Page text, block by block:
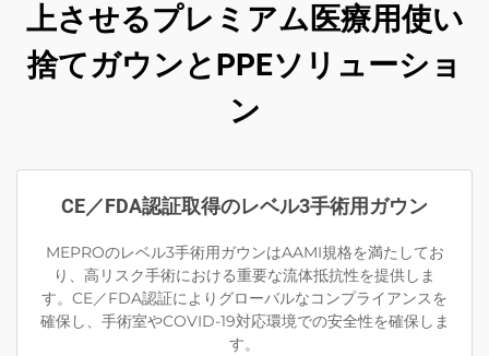
上させるプレミアム医療用使い
捨てガウンとPPEソリューショ
ン
CE／FDA認証取得のレベル3手術用ガウン
MEPROのレベル3手術用ガウンはAAMI規格を満たしてお
り、高リスク手術における重要な流体抵抗性を提供しま
す。CE／FDA認証によりグローバルなコンプライアンスを
確保し、手術室やCOVID-19対応環境での安全性を確保しま
す。